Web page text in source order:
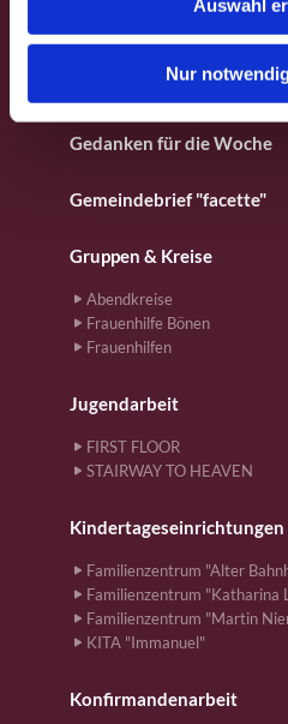
Auswahl
Nur
Für Kinder
Gedanken für die Woche
Gemeindebrief "facette"
Gruppen & Kreise
Abendkreise
Frauenhilfe Bönen
Frauenhilfen
Jugendarbeit
FIRST FLOOR
STAIRWAY TO HEAVEN
Kindertageseinrichtungen
Familienzentrum "Alter
Familienzentrum "Katharina
Familienzentrum "Martin
KITA "Immanuel"
Konfirmandenarbeit